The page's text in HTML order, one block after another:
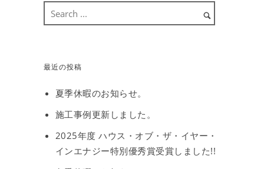
最近の投稿
夏季休暇のお知らせ。
施工事例更新しました。
2025年度 ハウス・オブ・ザ・イヤー・
インエナジー特別優秀賞受賞しました!!